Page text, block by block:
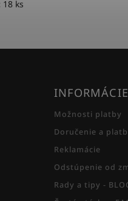
18 ks
Možnosti platby
Doručenie a
Reklamácie
Odstúpenie od
Rady a tipy -